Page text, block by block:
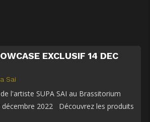
EXCLUSIF 14 DEC
Sai
l'artiste SUPA SAI au Brassitorium
décembre 2022 Découvrez les produits